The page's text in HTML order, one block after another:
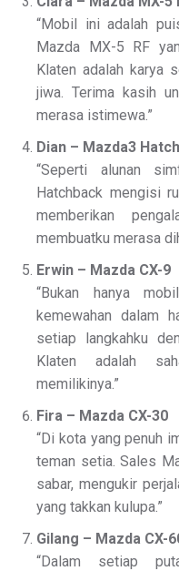
“Mobil ini adalah
Mazda MX-5 RF
Klaten adalah karya
jiwa. Terima kasih
merasa istimewa.”
Dian – Mazda3
“Seperti alunan
Hatchback mengisi
memberikan
membuatku merasa
Erwin – Mazda CX-9
“Bukan hanya
kemewahan dalam
setiap langkahku
Klaten adalah
memilikinya.”
Fira – Mazda CX-30
“Di kota yang penuh
teman setia. Sales
sabar, mengukir
yang takkan kulupa.”
Gilang – Mazda CX-
“Dalam setiap